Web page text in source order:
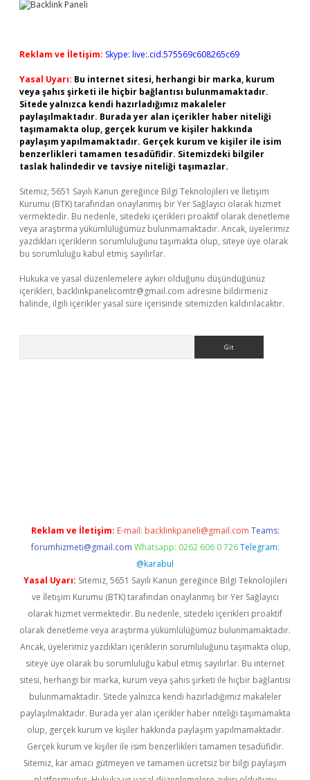
Reklam ve İletişim: Skype: live:.cid.575569c608265c69
Yasal Uyarı: Bu internet sitesi, herhangi bir marka, kurum
veya şahıs şirketi ile hiçbir bağlantısı bulunmamaktadır.
Sitede yalnızca kendi hazırladığımız makaleler
paylaşılmaktadır. Burada yer alan içerikler haber niteliği
taşımamakta olup, gerçek kurum ve kişiler hakkında
paylaşım yapılmamaktadır. Gerçek kurum ve kişiler ile isim
benzerlikleri tamamen tesadüfidir. Sitemizdeki bilgiler
taslak halindedir ve tavsiye niteliği taşımazlar.
Sitemiz, 5651 Sayılı Kanun gereğince Bilgi Teknolojileri ve İletişim
Kurumu (BTK) tarafından onaylanmış bir Yer Sağlayıcı olarak hizmet
vermektedir. Bu nedenle, sitedeki içerikleri proaktif olarak denetleme
veya araştırma yükümlülüğümüz bulunmamaktadır. Ancak, üyelerimiz
yazdıkları içeriklerin sorumluluğunu taşımakta olup, siteye üye olarak
bu sorumluluğu kabul etmiş sayılırlar.
Hukuka ve yasal düzenlemelere aykırı olduğunu düşündüğünüz
içerikleri, backlinkpanelicomtr@gmail.com adresine bildirmeniz
halinde, ilgili içerikler yasal süre içerisinde sitemizden kaldırılacaktır.
Reklam ve İletişim: E-mail: backlinkpaneli@gmail.com Teams:
forumhizmeti@gmail.com Whatsapp: 0262 606 0 726 Telegram:
@karabul
Yasal Uyarı: Sitemiz, 5651 Sayılı Kanun gereğince Bilgi Teknolojileri
ve İletişim Kurumu (BTK) tarafından onaylanmış bir Yer Sağlayıcı
olarak hizmet vermektedir. Bu nedenle, sitedeki içerikleri proaktif
olarak denetleme veya araştırma yükümlülüğümüz bulunmamaktadır.
Ancak, üyelerimiz yazdıkları içeriklerin sorumluluğunu taşımakta olup,
siteye üye olarak bu sorumluluğu kabul etmiş sayılırlar. Bu internet
sitesi, herhangi bir marka, kurum veya şahıs şirketi ile hiçbir bağlantısı
bulunmamaktadır. Sitede yalnızca kendi hazırladığımız makaleler
paylaşılmaktadır. Burada yer alan içerikler haber niteliği taşımamakta
olup, gerçek kurum ve kişiler hakkında paylaşım yapılmamaktadır.
Gerçek kurum ve kişiler ile isim benzerlikleri tamamen tesadüfidir.
Sitemiz, kar amacı gütmeyen ve tamamen ücretsiz bir bilgi paylaşım